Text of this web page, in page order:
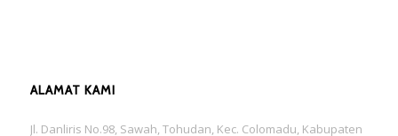
ALAMAT KAMI
Jl. Danliris No.98, Sawah, Tohudan, Kec. Colomadu, Kabupaten